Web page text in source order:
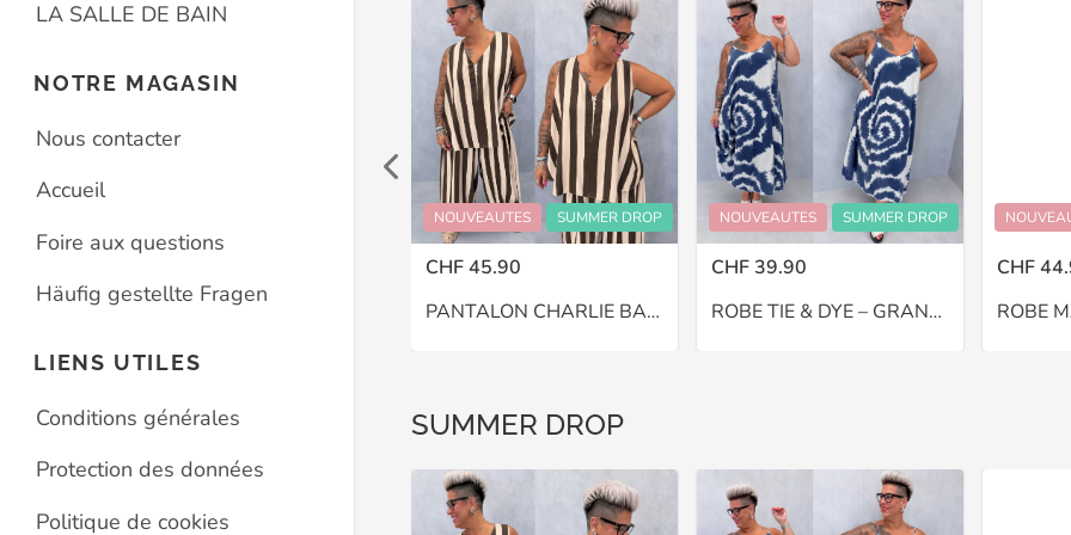
LA SALLE DE BAIN
NOTRE MAGASIN
Nous contacter
Accueil
Foire aux questions
Häufig gestellte Fragen
LIENS UTILES
Conditions générales
Protection des données
Politique de cookies
NOUVEAUTES SUMMER DROP
CHF 45.90
PANTALON CHARLIE BALLON – GRANDE TAILLE 46–48
NOUVEAUTES SUMMER DROP
CHF 39.90
ROBE TIE & DYE – GRANDE TAILLE 46–48
CHF
SUMMER DROP